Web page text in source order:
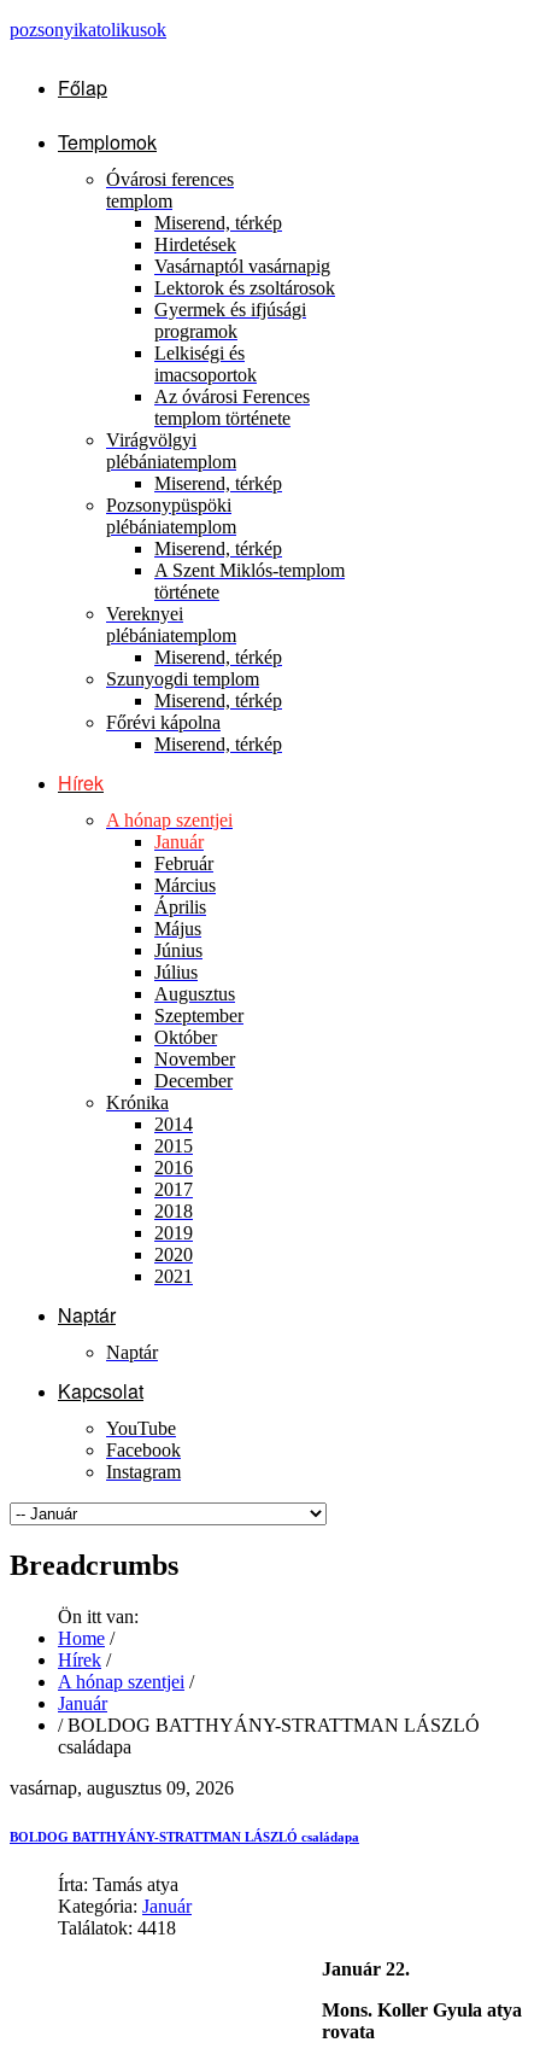
pozsonyikatolikusok
Főlap
Templomok
Óvárosi ferences
templom
Miserend, térkép
Hirdetések
Vasárnaptól vasárnapig
Lektorok és zsoltárosok
Gyermek és ifjúsági
programok
Lelkiségi és
imacsoportok
Az óvárosi Ferences
templom története
Virágvölgyi
plébániatemplom
Miserend, térkép
Pozsonypüspöki
plébániatemplom
Miserend, térkép
A Szent Miklós-templom
története
Vereknyei
plébániatemplom
Miserend, térkép
Szunyogdi templom
Miserend, térkép
Főrévi kápolna
Miserend, térkép
Hírek
A hónap szentjei
Január
Február
Március
Április
Május
Június
Július
Augusztus
Szeptember
Október
November
December
Krónika
2014
2015
2016
2017
2018
2019
2020
2021
Naptár
Naptár
Kapcsolat
YouTube
Facebook
Instagram
Breadcrumbs
Ön itt van:
Home /
Hírek /
A hónap szentjei /
Január
/ BOLDOG BATTHYÁNY-STRATTMAN LÁSZLÓ
családapa
vasárnap, augusztus 09, 2026
BOLDOG BATTHYÁNY-STRATTMAN LÁSZLÓ családapa
Írta: Tamás atya
Kategória: Január
Találatok: 4418
Január 22.
Mons. Koller Gyula atya
rovata